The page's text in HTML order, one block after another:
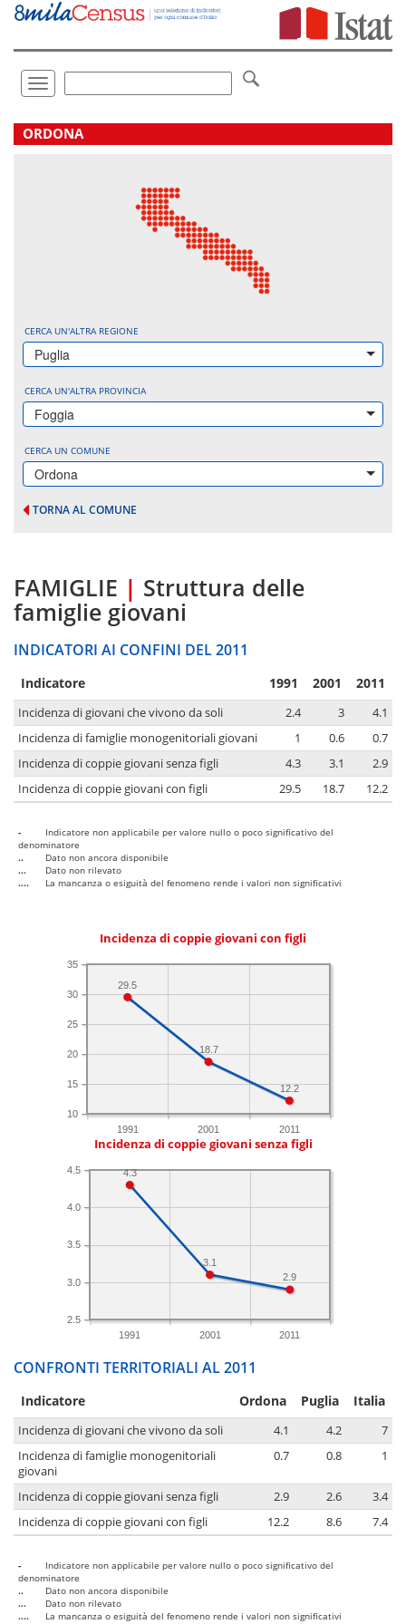
Vai
direttamente
Toggle
navigation
.
ORDONA
CERCA UN'ALTRA REGIONE
Puglia
CERCA UN'ALTRA PROVINCIA
Foggia
CERCA UN COMUNE
Ordona
TORNA AL COMUNE
FAMIGLIE | Struttura delle
famiglie giovani
INDICATORI AI CONFINI DEL 2011
Indicatore 1991 2001 2011
Incidenza di giovani che vivono da soli 2.4 3
4.1
Incidenza di famiglie monogenitoriali giovani
1 0.6
0.7
Incidenza di coppie giovani senza figli
4.3 3.1
2.9
Incidenza di coppie giovani con figli
29.5 18.7 12.2
-
Indicatore non applicabile per valore nullo o poco significativo del
denominatore
..
Dato non ancora disponibile
...
Dato non rilevato
....
La mancanza o esiguità del fenomeno rende i valori non significativi
Incidenza di coppie giovani con figli
1991 2001 2011
10
15
20
25
30
35
12.2
18.7
29.5
Incidenza di coppie giovani senza figli
1991 2001 2011
2.5
3.0
3.5
4.0
4.5
2.9
3.1
4.3
CONFRONTI TERRITORIALI AL 2011
Indicatore Ordona Puglia Italia
Incidenza di giovani che vivono da soli 4.1 4.2
7
Incidenza di famiglie monogenitoriali
giovani
0.7 0.8 1
Incidenza di coppie giovani senza figli 2.9 2.6
3.4
Incidenza di coppie giovani con figli
12.2 8.6 7.4
-
Indicatore non applicabile per valore nullo o poco significativo del
denominatore
..
Dato non ancora disponibile
...
Dato non rilevato
....
La mancanza o esiguità del fenomeno rende i valori non significativi